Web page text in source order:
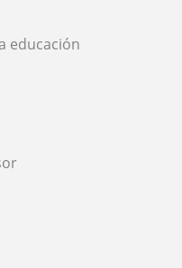
educación